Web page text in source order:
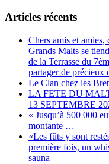
Articles récents
Chers amis et
Grands Malts se
de la Terrasse du
partager de précieux
Le Clan chez les
LA FETE DU
13 SEPTEMBRE
« Jusqu’à 500 000
montante …
«Les fûts y sont
première fois, un
sauna